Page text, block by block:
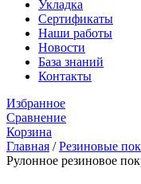
Укладка
Сертификаты
Наши работы
Новости
База знаний
Контакты
Избранное
Сравнение
Корзина
Главная /Резиновые
Рулонное резиновое